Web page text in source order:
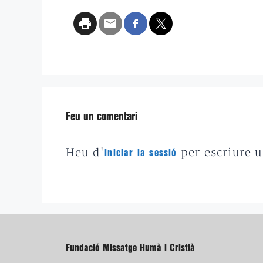
Feu un comentari
Heu d'iniciar la sessió per escriure
Fundació Missatge Humà i Cristià